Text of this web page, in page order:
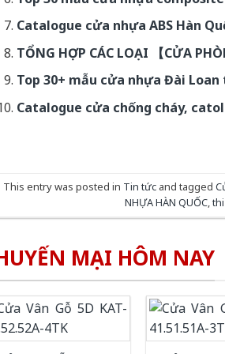
Catalogue cửa nhựa ABS Hàn
TỔNG HỢP CÁC LOẠI 【CỬA
Top 30+ mẫu cửa nhựa Đài
Catalogue cửa chống cháy,
This entry was posted in Tin tức and tagged
NHỰA HÀN QUỐC,
MẠI HÔM NAY